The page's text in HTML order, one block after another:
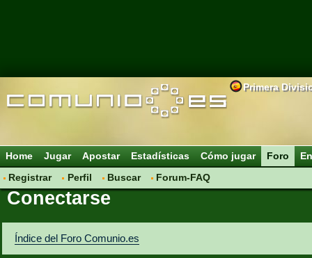
Primera
Home Jugar Apostar Estadísticas Cómo jugar
Foro
Registrar
Perfil Buscar Forum-FAQ
Conectarse
Índice del Foro Comunio.es